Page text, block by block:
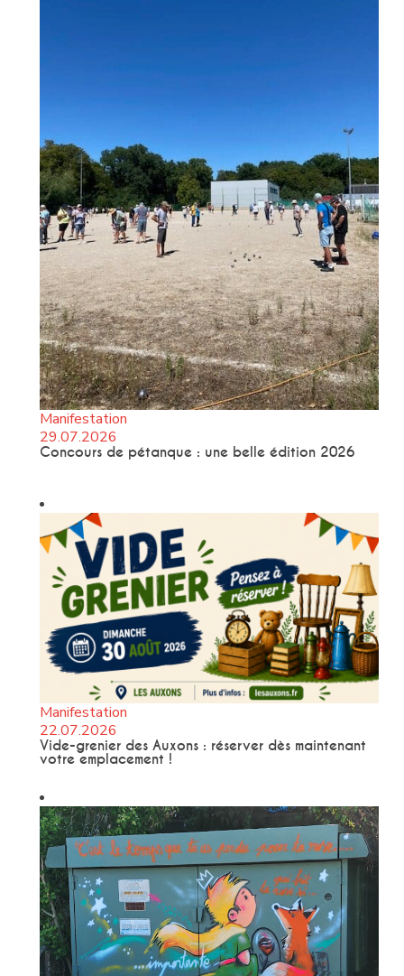
Manifestation
29.07.2026
Concours de pétanque : une belle édition 2026
Manifestation
22.07.2026
Vide-grenier des Auxons : réserver dès maintenant
votre emplacement !